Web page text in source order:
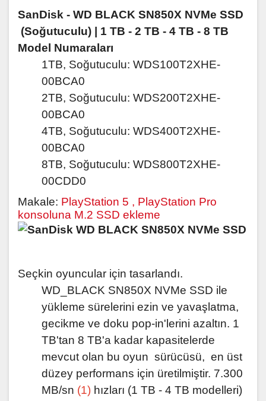
SanDisk - WD BLACK SN850X NVMe SSD
(Soğutuculu) | 1 TB - 2 TB - 4 TB - 8 TB
Model Numaraları
1TB, Soğutuculu: WDS100T2XHE-
00BCA0
2TB, Soğutuculu: WDS200T2XHE-
00BCA0
4TB, Soğutuculu: WDS400T2XHE-
00BCA0
8TB, Soğutuculu: WDS800T2XHE-
00CDD0
Makale: PlayStation 5 , PlayStation Pro
konsoluna M.2 SSD ekleme
Seçkin oyuncular için tasarlandı.
WD_BLACK SN850X NVMe SSD ile
yükleme sürelerini ezin ve yavaşlatma,
gecikme ve doku pop-in'lerini azaltın. 1
TB'tan 8 TB'a kadar kapasitelerde
mevcut olan bu oyun sürücüsü, en üst
düzey performans için üretilmiştir. 7.300
MB/sn (1) hızları (1 TB - 4 TB modelleri)